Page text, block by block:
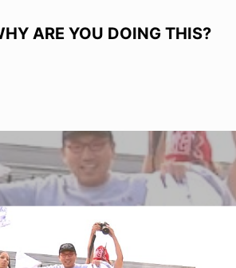
ARE YOU DOING THIS?